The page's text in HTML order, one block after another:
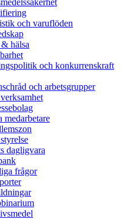
och varuflöden
hälsa
och konkurrenskraft
och arbetsgrupper
medarbetare
dagligvara
frågor